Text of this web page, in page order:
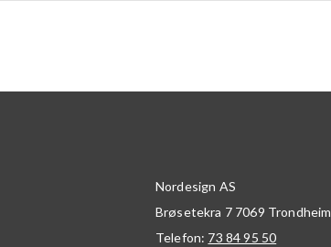
Nordesign AS
Brøsetekra 7 7069 Trondheim
Telefon: 73 84 95 50